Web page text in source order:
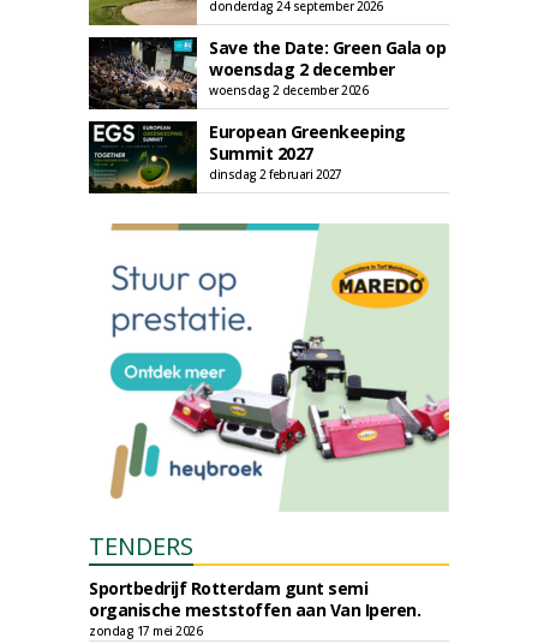
donderdag 24 september 2026
Save the Date: Green Gala op
woensdag 2 december
woensdag 2 december 2026
European Greenkeeping
Summit 2027
dinsdag 2 februari 2027
TENDERS
Sportbedrijf Rotterdam gunt semi
organische meststoffen aan Van Iperen.
zondag 17 mei 2026